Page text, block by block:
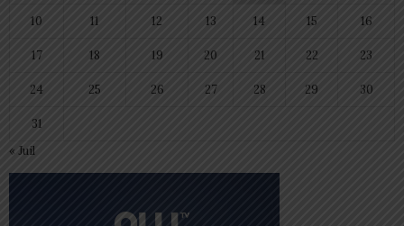
10 11 12 13 14 15 16
17 18 19 20 21 22 23
24 25 26 27 28 29 30
31
« Juil